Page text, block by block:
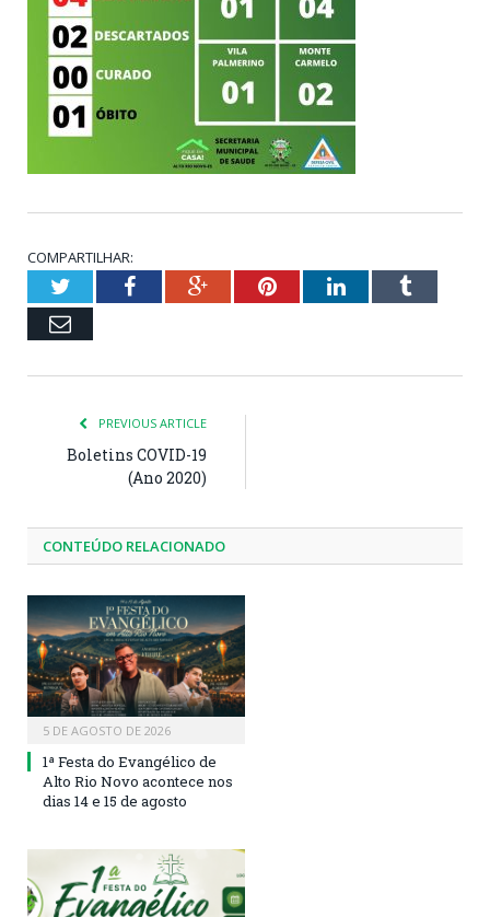
COMPARTILHAR:
TwitterFacebookGoogle+PinterestLinkedInTumblr
Email
PREVIOUS ARTICLE
Boletins COVID-19
(Ano 2020)
CONTEÚDO RELACIONADO
5 DE AGOSTO DE 2026
1ª Festa do Evangélico de
Alto Rio Novo acontece nos
dias 14 e 15 de agosto